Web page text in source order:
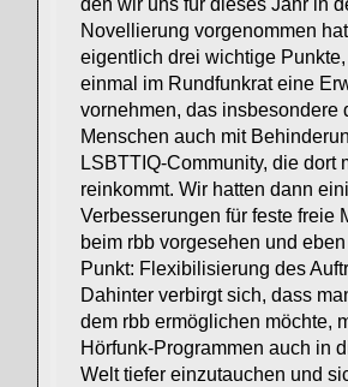
den wir uns für dieses Jahr in
Novellierung vorgenommen
eigentlich drei wichtige
einmal im Rundfunkrat eine
vornehmen, das insbesondere
Menschen auch mit
LSBTTIQ-Community, die dort
reinkommt. Wir hatten dann
Verbesserungen für feste freie
beim rbb vorgesehen und
Punkt: Flexibilisierung des
Dahinter verbirgt sich, dass
dem rbb ermöglichen möchte,
Hörfunk-Programmen auch in
Welt tiefer einzutauchen und